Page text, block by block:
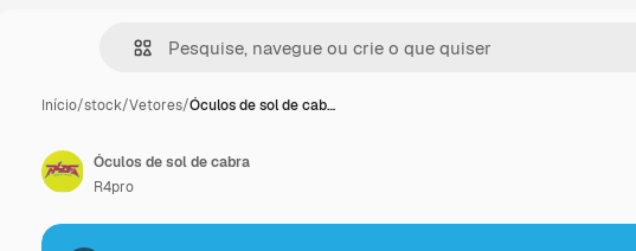
Início/stock/Vetores/Óculos de sol de cab…
Óculos de sol de cabra
R4pro